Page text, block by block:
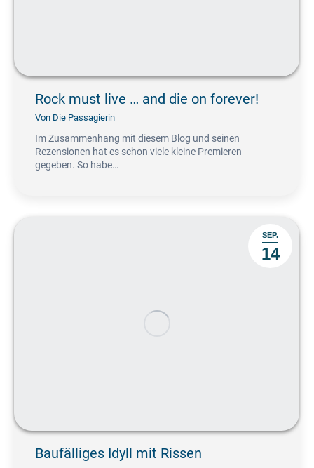
Rock must live … and die on forever!
Von Die Passagierin
Im Zusammenhang mit diesem Blog und seinen
Rezensionen hat es schon viele kleine Premieren
gegeben. So habe…
SEP.
14
Baufälliges Idyll mit Rissen